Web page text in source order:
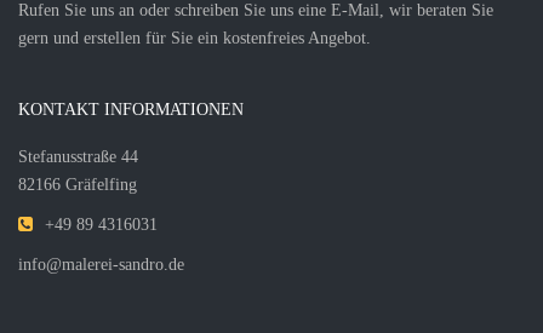
Rufen Sie uns an oder schreiben Sie uns eine E-Mail, wir beraten Sie
gern und erstellen für Sie ein kostenfreies Angebot.
KONTAKT INFORMATIONEN
Stefanusstraße 44
82166 Gräfelfing
+49 89 4316031
info@malerei-sandro.de